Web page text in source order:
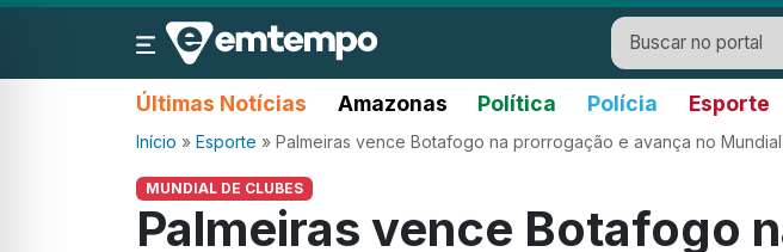
Últimas Notícias Amazonas Política Polícia Esporte
Início » Esporte » Palmeiras vence Botafogo na prorrogação e avança no Mundial
MUNDIAL DE CLUBES
Palmeiras vence Botafogo